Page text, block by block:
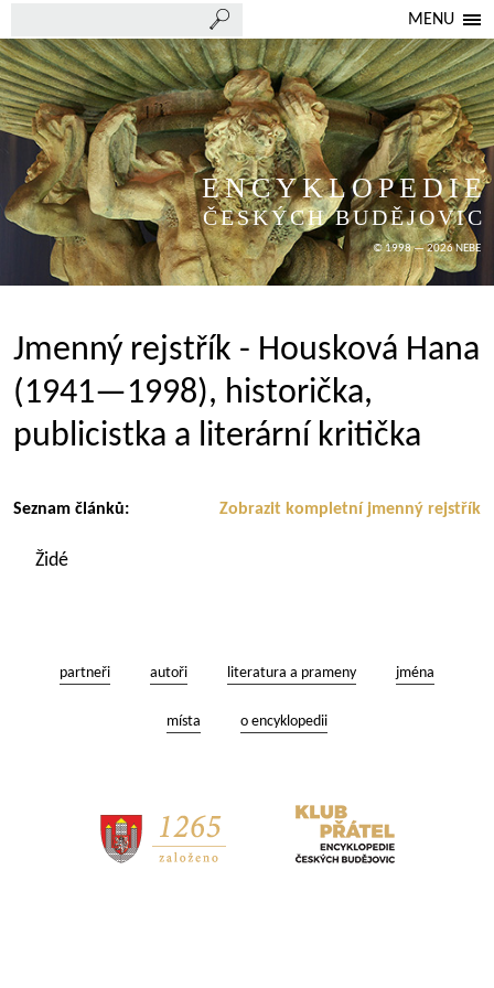
MENU
ENCYKLOPEDIE
ČESKÝCH BUDĚJOVIC
© 1998 — 2026 NEBE
Jmenný rejstřík - Housková Hana
(1941—1998), historička,
publicistka a literární kritička
Zobrazit kompletní jmenný rejstřík
Seznam článků:
Židé
partneři autoři literatura a prameny jména
místa o encyklopedii